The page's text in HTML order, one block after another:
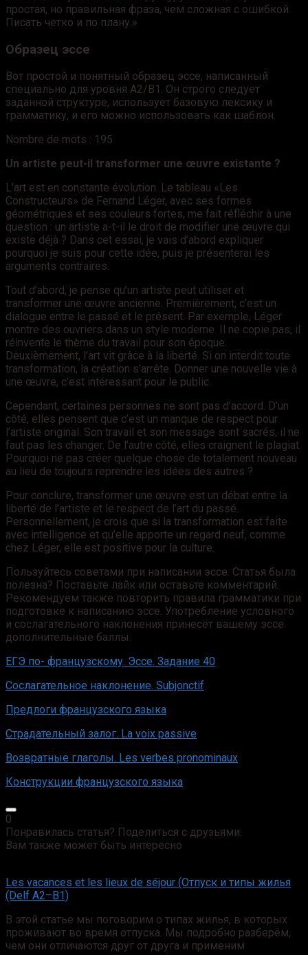
простая, но правильная фраза, чем сложная с ошибкой.
Писать четко и по плану.»
Образец эссе
Вот простой и понятный образец эссе, написанный
специально для уровня А2/В1. Он строго следует
заданной структуре, использует базовую лексику и
грамматику, и его можно использовать как шаблон.
Nombre de mots : 195
Un artiste peut-il transformer une œuvre existante ?
L’art est en constante évolution. Le tableau «Les
Constructeurs» de Fernand Léger, avec ses formes
géométriques et ses couleurs fortes, me fait réfléchir à une
question : un artiste a-t-il le droit de modifier une œuvre qui
existe déjà ? Dans cet essai, je vais d’abord expliquer
pourquoi je suis pour cette idée, puis je présenterai les
arguments contraires.
Tout d’abord, je pense qu’un artiste peut utiliser et
transformer une œuvre ancienne. Premièrement, c’est un
dialogue entre le passé et le présent. Par exemple, Léger
montre des ouvriers dans un style moderne. Il ne copie pas, il
réinvente le thème du travail pour son époque.
Deuxièmement, l’art vit grâce à la liberté. Si on interdit toute
transformation, la création s’arrête. Donner une nouvelle vie à
une œuvre, c’est intéressant pour le public.
Cependant, certaines personnes ne sont pas d’accord. D’un
côté, elles pensent que c’est un manque de respect pour
l’artiste original. Son travail et son message sont sacrés, il ne
faut pas les changer. De l’autre côté, elles craignent le plagiat.
Pourquoi ne pas créer quelque chose de totalement nouveau
au lieu de toujours reprendre les idées des autres ?
Pour conclure, transformer une œuvre est un débat entre la
liberté de l’artiste et le respect de l’art du passé.
Personnellement, je crois que si la transformation est faite
avec intelligence et qu’elle apporte un regard neuf, comme
chez Léger, elle est positive pour la culture.
Пользуйтесь советами при написании эссе. Статья была
полезна? Поставьте лайк или оставьте комментарий.
Рекомендуем также повторить правила грамматики при
подготовке к написанию эссе. Употребление условного
и сослагательного наклонения принесёт вашему эссе
дополнительные баллы.
ЕГЭ по- французскому. Эссе. Задание 40
Сослагательное наклонение. Subjonctif
Предлоги французского языка
Страдательный залог. La voix passive
Возвратные глаголы. Les verbes pronominaux
Конструкции французского языка
0
Понравилась статья? Поделиться с друзьями:
Вам также может быть интересно
Les vacances et les lieux de séjour (Отпуск и типы жилья
(Delf А2–B1)
В этой статье мы поговорим о типах жилья, в которых
проживают во время отпуска. Мы подробно разберём,
чем они отличаются друг от друга и применим